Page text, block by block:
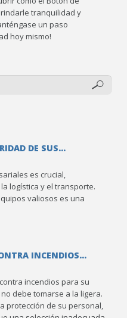
tranquilidad y
un paso
hoy mismo!
DE SUS...
es crucial,
logística y el transporte.
valiosos es una
INCENDIOS...
incendios para su
debe tomarse a la ligera.
protección de su personal,